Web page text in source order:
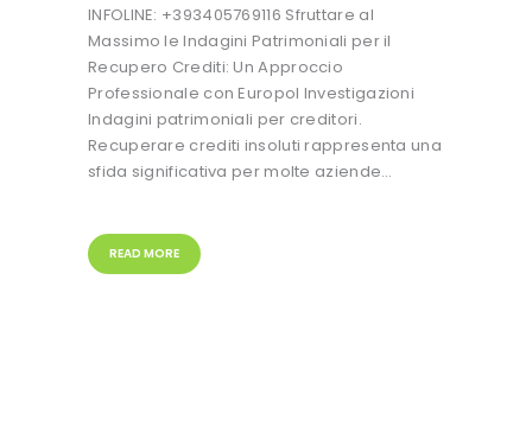
INFOLINE: +393405769116 Sfruttare al
Massimo le Indagini Patrimoniali per il
Recupero Crediti: Un Approccio
Professionale con Europol Investigazioni
Indagini patrimoniali per creditori.
Recuperare crediti insoluti rappresenta una
sfida significativa per molte aziende…
READ MORE